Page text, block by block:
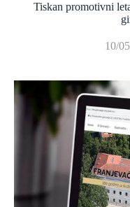
Tiskan promotivni
10/